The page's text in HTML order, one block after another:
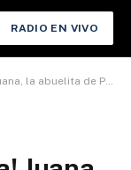
RADIO EN VIVO
corazones en un show de cumbia”